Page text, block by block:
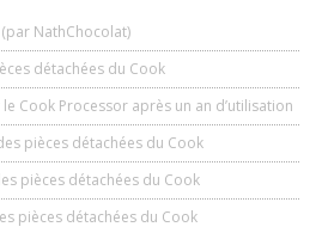
NathChocolat)
détachées du Cook
Cook Processor après un an d’utilisation
pièces détachées du Cook
pièces détachées du Cook
pièces détachées du Cook